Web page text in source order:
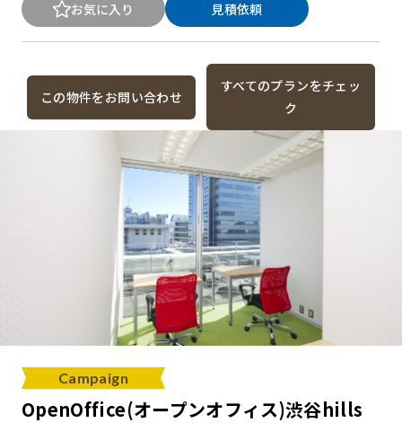
お気に入り 見積依頼
この物件をお問い合わせ
すべてのプランをチェッ
ク
Campaign
OpenOffice(オープンオフィス)渋谷hills